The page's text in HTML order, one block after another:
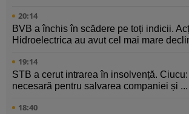
20:14
BVB a închis în scădere pe toți indicii.
Hidroelectrica au avut cel mai mare
19:14
STB a cerut intrarea în insolvență.
necesară pentru salvarea companiei și ...
18:40